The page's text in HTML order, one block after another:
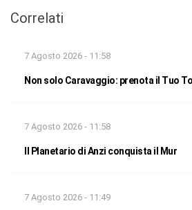
Correlati
7 Agosto 2026 - 11:58
Non solo Caravaggio: prenota il Tuo
7 Agosto 2026 - 11:58
Il Planetario di Anzi conquista il Mur
7 Agosto 2026 - 11:49